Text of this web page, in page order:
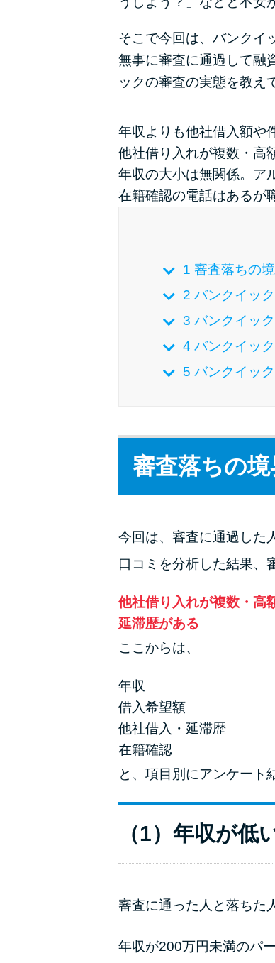
そこで今回は、バンクイ
無事に審査に通過して融
ックの審査の実態を教え
年収よりも他社借入額や
他社借り入れが複数・高
年収の大小は無関係。ア
在籍確認の電話はあるが
1 審査落ちの
2 バンクイッ
3 バンクイッ
4 バンクイッ
5 バンクイッ
審査落ちの
今回は、審査に通過した
口コミを分析した結果、
他社借り入れが複数・高
延滞歴がある
ここからは、
年収
借入希望額
他社借入・延滞歴
在籍確認
と、項目別にアンケート
（1）年収が低
審査に通った人と落ちた
年収が200万円未満のパ